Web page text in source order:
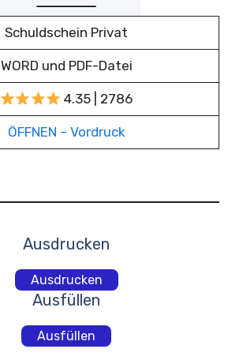
Schuldschein Privat
WORD und PDF-Datei
4.35 | 2786
ÖFFNEN – Vordruck
Ausdrucken
Ausdrucken
Ausfüllen
Ausfüllen